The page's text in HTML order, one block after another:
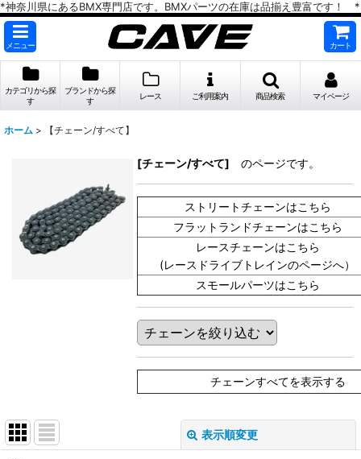
*神奈川県にあるBMX専門店です。BMXパーツの在庫は品揃え豊富です！ *
メニュー カート
カテゴリから探
す
ブランドから探
す
レース ご利用案内 商品検索 マイページ
ホーム > 【チェーン/すべて】
[チェーン/すべて] のページです。
ストリートチェーンはこちら
フラットランドチェーンはこちら
レースチェーンはこちら
(レースドライブトレインのページへ）
スモールパーツはこちら
チェーンすべてを表示する
表示順変更